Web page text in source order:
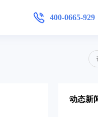
增值
在信息时
产品手
加入我
400-0665-929
动态新